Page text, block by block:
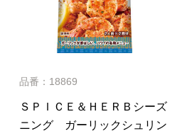
品番：18869
ＳＰＩＣＥ＆ＨＥＲＢシーズ
ニング ガーリックシュリン